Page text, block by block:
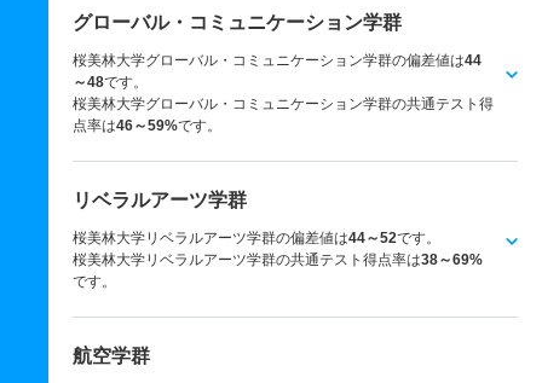
グローバル・コミュニケーション学群
桜美林大学グローバル・コミュニケーション学群の偏差値は44
～48です。
桜美林大学グローバル・コミュニケーション学群の共通テスト得
点率は46～59%です。
リベラルアーツ学群
桜美林大学リベラルアーツ学群の偏差値は44～52です。
桜美林大学リベラルアーツ学群の共通テスト得点率は38～69%
です。
航空学群